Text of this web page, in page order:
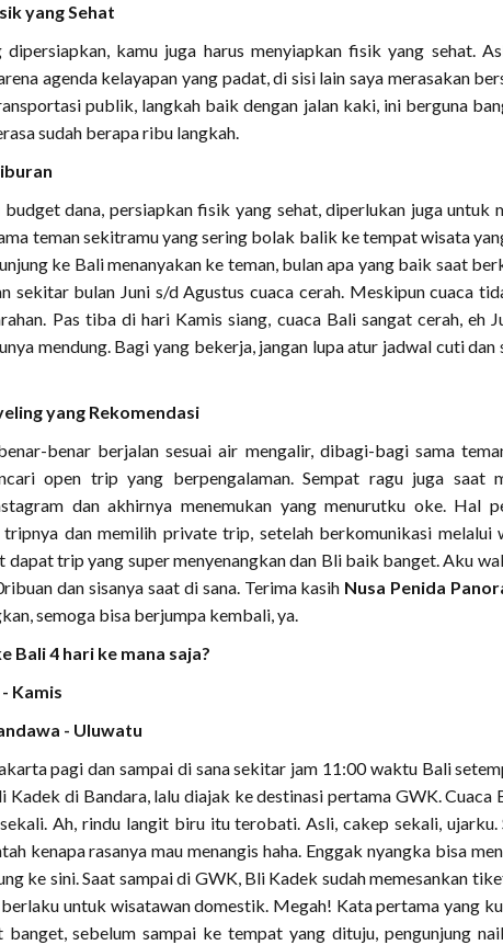
yang Sehat
dipersiapkan, kamu juga harus menyiapkan fisik yang sehat.
agenda kelayapan yang padat, di sisi lain saya merasakan
publik, langkah baik dengan jalan kaki, ini berguna
sudah berapa ribu langkah.
budget dana, persiapkan fisik yang sehat, diperlukan juga untuk
teman sekitramu yang sering bolak balik ke tempat wisata
ke Bali menanyakan ke teman, bulan apa yang baik saat
sekitar bulan Juni s/d Agustus cuaca cerah. Meskipun cuaca
Pas tiba di hari Kamis siang, cuaca Bali sangat cerah, eh
mendung. Bagi yang bekerja, jangan lupa atur jadwal cuti dan
yang Rekomendasi
benar berjalan sesuai air mengalir, dibagi-bagi sama
open trip yang berpengalaman. Sempat ragu juga saat
dan akhirnya menemukan yang menurutku oke. Hal
dan memilih private trip, setelah berkomunikasi melalui
dapat trip yang super menyenangkan dan Bli baik banget. Aku
dan sisanya saat di sana. Terima kasih Nusa Penida
semoga bisa berjumpa kembali, ya.
Bali 4 hari ke mana saja?
Kamis
- Uluwatu
pagi dan sampai di sana sekitar jam 11:00 waktu Bali
Kadek di Bandara, lalu diajak ke destinasi pertama GWK. Cuaca
Ah, rindu langit biru itu terobati. Asli, cakep sekali,
kenapa rasanya mau menangis haha. Enggak nyangka bisa
ke sini. Saat sampai di GWK, Bli Kadek sudah memesankan
untuk wisatawan domestik. Megah! Kata pertama yang
banget, sebelum sampai ke tempat yang dituju, pengunjung